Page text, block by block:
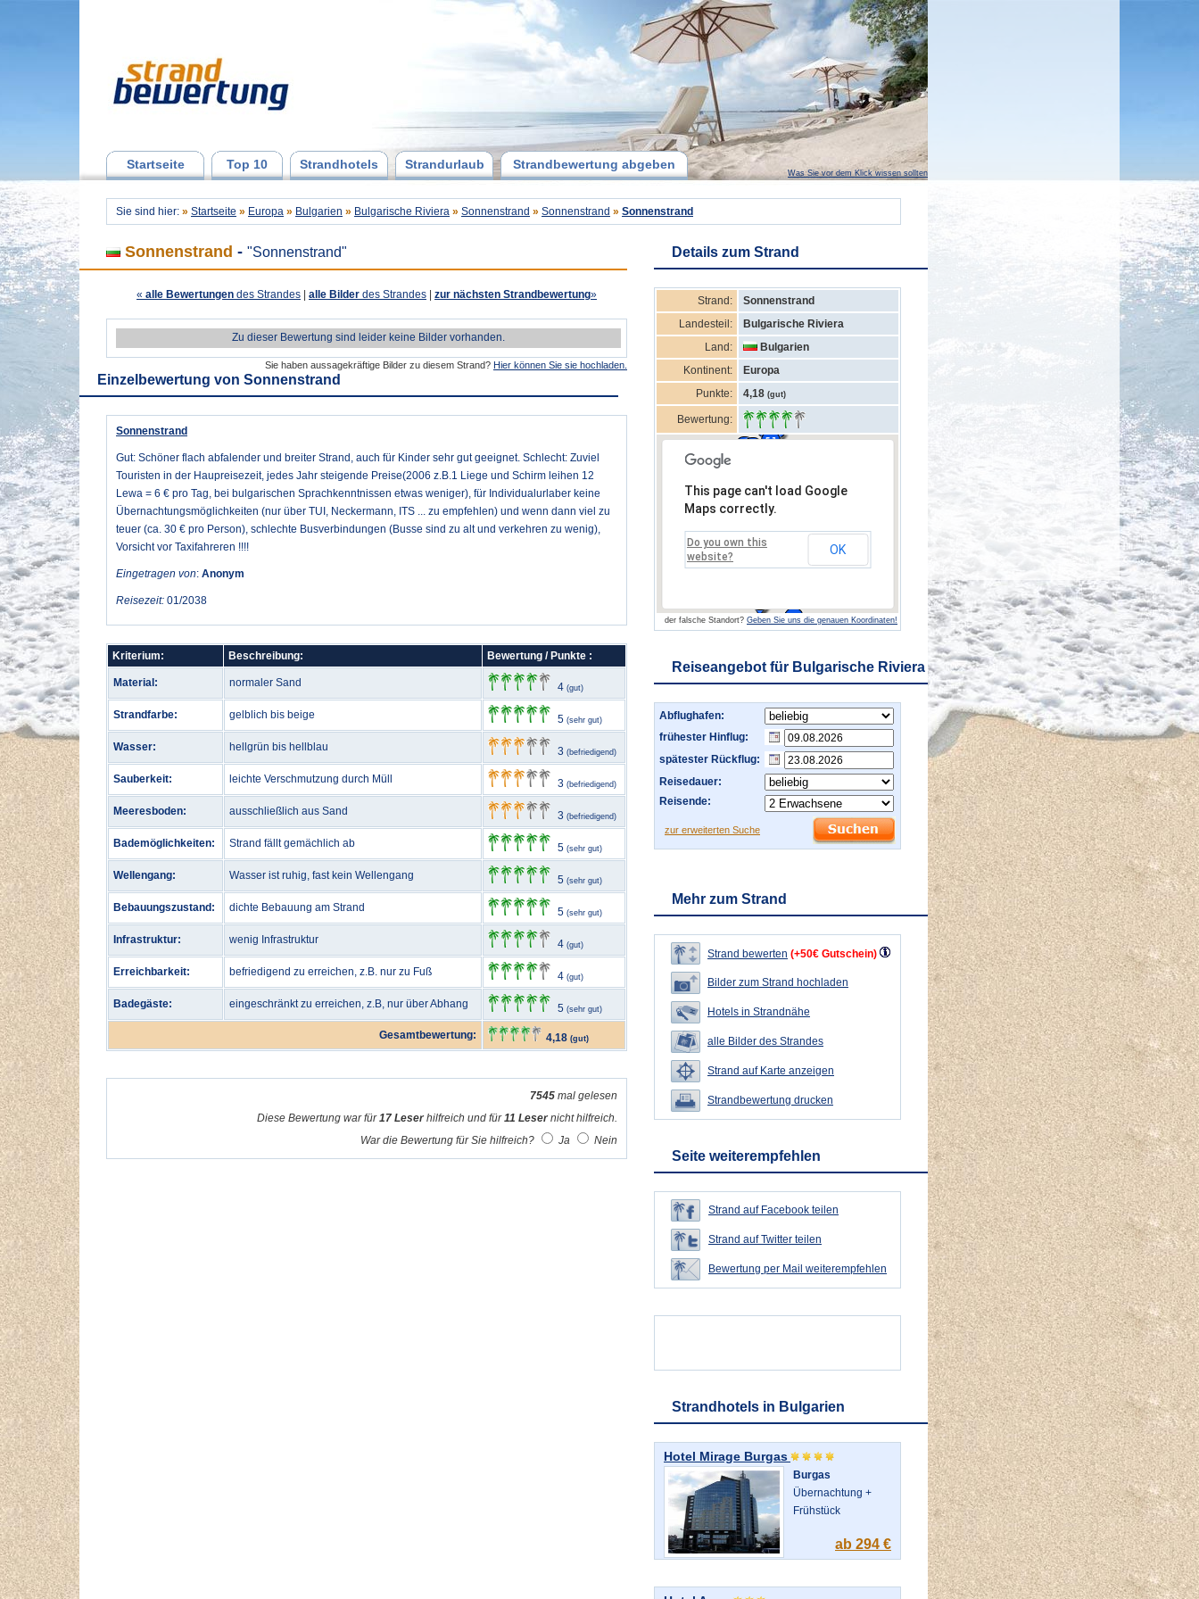
Startseite Top 10 Strandhotels Strandurlaub Strandbewertung abgeben
Was Sie vor dem Klick wissen sollten
Sie sind hier: » Startseite » Europa » Bulgarien » Bulgarische Riviera » Sonnenstrand » Sonnenstrand » Sonnenstrand
Sonnenstrand - "Sonnenstrand"
« alle Bewertungen des Strandes alle Bilder des Strandes zur nächsten Strandbewertung»
Zu dieser Bewertung sind leider keine Bilder vorhanden.
Sie haben aussagekräftige Bilder zu diesem Strand? Hier können Sie sie hochladen.
Einzelbewertung von Sonnenstrand
Sonnenstrand
Gut: Schöner flach abfalender und breiter Strand, auch für Kinder sehr gut geeignet. Schlecht: Zuviel
Touristen in der Haupreisezeit, jedes Jahr steigende Preise(2006 z.B.1 Liege und Schirm leihen 12
Lewa = 6 € pro Tag, bei bulgarischen Sprachkenntnissen etwas weniger), für Individualurlaber keine
Übernachtungsmöglichkeiten (nur über TUI, Neckermann, ITS ... zu empfehlen) und wenn dann viel zu
teuer (ca. 30 € pro Person), schlechte Busverbindungen (Busse sind zu alt und verkehren zu wenig),
Vorsicht vor Taxifahreren !!!!
Eingetragen von: Anonym
Reisezeit: 01/2038
Kriterium: Beschreibung: Bewertung / Punkte :
Material: normaler Sand 4 (gut)
Strandfarbe: gelblich bis beige 5 (sehr gut)
Wasser: hellgrün bis hellblau 3 (befriedigend)
Sauberkeit: leichte Verschmutzung durch Müll 3 (befriedigend)
Meeresboden: ausschließlich aus Sand 3 (befriedigend)
Bademöglichkeiten: Strand fällt gemächlich ab 5 (sehr gut)
Wellengang: Wasser ist ruhig, fast kein Wellengang 5 (sehr gut)
Bebauungszustand: dichte Bebauung am Strand 5 (sehr gut)
Infrastruktur: wenig Infrastruktur 4 (gut)
Erreichbarkeit: befriedigend zu erreichen, z.B. nur zu Fuß 4 (gut)
Badegäste: eingeschränkt zu erreichen, z.B, nur über Abhang 5 (sehr gut)
Gesamtbewertung: 4,18 (gut)
7545 mal gelesen
Diese Bewertung war für17 Leserhilfreich und für11 Lesernicht hilfreich.
War die Bewertung für Sie hilfreich?
Ja Nein
Details zum Strand
Strand:
Sonnenstrand
Landesteil:
Bulgarische Riviera
Land:
Bulgarien
Kontinent:
Europa
Punkte:
4,18 (gut)
Bewertung:
This page can't load Google
Maps correctly.
Do you own this
website?
OK
der falsche Standort? Geben Sie uns die genauen Koordinaten!
Reiseangebot für Bulgarische Riviera
Abflughafen:
frühester Hinflug:
spätester Rückflug:
Reisedauer:
Reisende:
zur erweiterten Suche
Mehr zum Strand
Strand bewerten (+50€ Gutschein)
Bilder zum Strand hochladen
Hotels in Strandnähe
alle Bilder des Strandes
Strand auf Karte anzeigen
Strandbewertung drucken
Seite weiterempfehlen
Strand auf Facebook teilen
Strand auf Twitter teilen
Bewertung per Mail weiterempfehlen
Strandhotels in Bulgarien
Hotel Mirage Burgas
Burgas
Übernachtung +
Frühstück
ab 294 €